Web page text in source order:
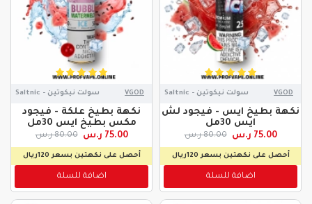
VGOD سولت نيكوتين - Saltnic
نكهة بطيخ ايس - فيجود لش
ايس 30مل
75.00 ر.س 80.00 ر.س
أحصل على نكهتين بسعر 120ريال
اضافة للسلة
VGOD سولت نيكوتين - Saltnic
نكهة بطيخ علكة - فيجود
مكس بطيخ ايس 30مل
75.00 ر.س 80.00 ر.س
أحصل على نكهتين بسعر 120ريال
اضافة للسلة